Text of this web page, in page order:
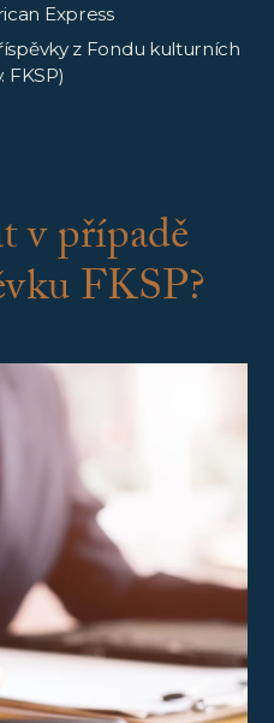
Express
z Fondu kulturních
FKSP)
v případě
FKSP?